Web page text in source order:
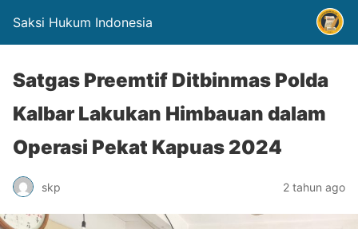
Saksi Hukum Indonesia
Satgas Preemtif Ditbinmas Polda
Kalbar Lakukan Himbauan dalam
Operasi Pekat Kapuas 2024
skp 2 tahun ago